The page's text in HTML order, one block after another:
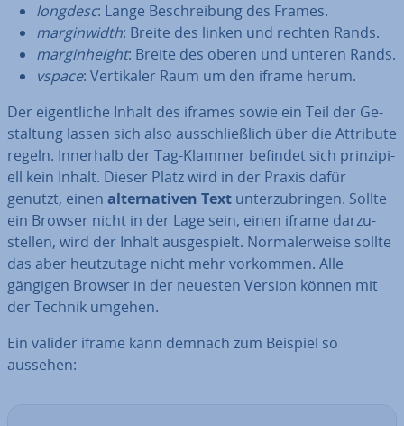
longdesc: Lange Be­schrei­bung des Frames.
mar­gin­width: Breite des linken und rechten Rands.
mar­gin­h­eight: Breite des oberen und unteren Rands.
vspace: Ver­ti­ka­ler Raum um den iframe herum.
Der ei­gent­li­che Inhalt des iframes sowie ein Teil der Ge­
stal­tung lassen sich also aus­schließ­lich über die Attribute
regeln. Innerhalb der Tag-Klammer befindet sich prin­zi­pi­
ell kein Inhalt. Dieser Platz wird in der Praxis dafür
genutzt, einen al­ter­na­ti­ven Text un­ter­zu­brin­gen. Sollte
ein Browser nicht in der Lage sein, einen iframe dar­zu­
stel­len, wird der Inhalt aus­ge­spielt. Nor­ma­ler­wei­se sollte
das aber heut­zu­ta­ge nicht mehr vorkommen. Alle
gängigen Browser in der neuesten Version können mit
der Technik umgehen.
Ein valider iframe kann demnach zum Beispiel so
aussehen: